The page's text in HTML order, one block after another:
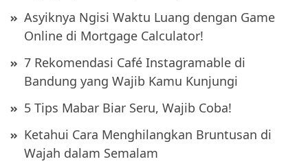
Asyiknya Ngisi Waktu Luang dengan Game
Online di Mortgage Calculator!
7 Rekomendasi Café Instagramable di
Bandung yang Wajib Kamu Kunjungi
5 Tips Mabar Biar Seru, Wajib Coba!
Ketahui Cara Menghilangkan Bruntusan di
Wajah dalam Semalam